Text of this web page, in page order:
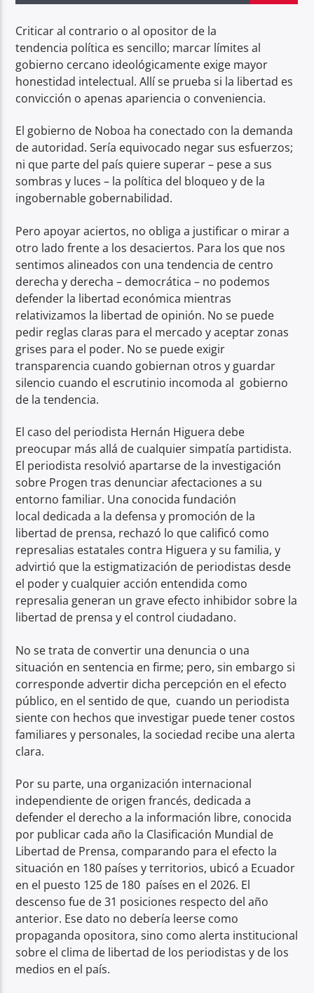
Radio hola
Criticar al contrario o al opositor de la
tendencia política es sencillo; marcar límites al
gobierno cercano ideológicamente exige mayor
honestidad intelectual. Allí se prueba si la libertad es
convicción o apenas apariencia o conveniencia.
El gobierno de Noboa ha conectado con la demanda
de autoridad. Sería equivocado negar sus esfuerzos;
ni que parte del país quiere superar – pese a sus
sombras y luces – la política del bloqueo y de la
ingobernable gobernabilidad.
Pero apoyar aciertos, no obliga a justificar o mirar a
otro lado frente a los desaciertos. Para los que nos
sentimos alineados con una tendencia de centro
derecha y derecha – democrática – no podemos
defender la libertad económica mientras
relativizamos la libertad de opinión. No se puede
pedir reglas claras para el mercado y aceptar zonas
grises para el poder. No se puede exigir
transparencia cuando gobiernan otros y guardar
silencio cuando el escrutinio incomoda al gobierno
de la tendencia.
El caso del periodista Hernán Higuera debe
preocupar más allá de cualquier simpatía partidista.
El periodista resolvió apartarse de la investigación
sobre Progen tras denunciar afectaciones a su
entorno familiar. Una conocida fundación
local dedicada a la defensa y promoción de la
libertad de prensa, rechazó lo que calificó como
represalias estatales contra Higuera y su familia, y
advirtió que la estigmatización de periodistas desde
el poder y cualquier acción entendida como
represalia generan un grave efecto inhibidor sobre la
libertad de prensa y el control ciudadano.
No se trata de convertir una denuncia o una
situación en sentencia en firme; pero, sin embargo si
corresponde advertir dicha percepción en el efecto
público, en el sentido de que, cuando un periodista
siente con hechos que investigar puede tener costos
familiares y personales, la sociedad recibe una alerta
clara.
Por su parte, una organización internacional
independiente de origen francés, dedicada a
defender el derecho a la información libre, conocida
por publicar cada año la Clasificación Mundial de
Libertad de Prensa, comparando para el efecto la
situación en 180 países y territorios, ubicó a Ecuador
en el puesto 125 de 180 países en el 2026. El
descenso fue de 31 posiciones respecto del año
anterior. Ese dato no debería leerse como
propaganda opositora, sino como alerta institucional
sobre el clima de libertad de los periodistas y de los
medios en el país.